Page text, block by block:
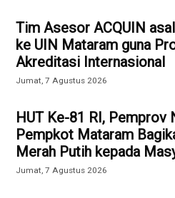
Tim Asesor ACQUIN
ke UIN Mataram guna
Akreditasi Internasional
Jumat, 7 Agustus 2026
HUT Ke-81 RI, Pemprov
Pempkot Mataram
Merah Putih kepada
Jumat, 7 Agustus 2026